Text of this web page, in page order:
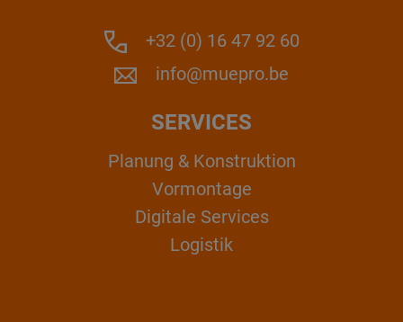
+32 (0) 16 47 92 60
info@muepro.be
SERVICES
Planung & Konstruktion
Vormontage
Digitale Services
Logistik